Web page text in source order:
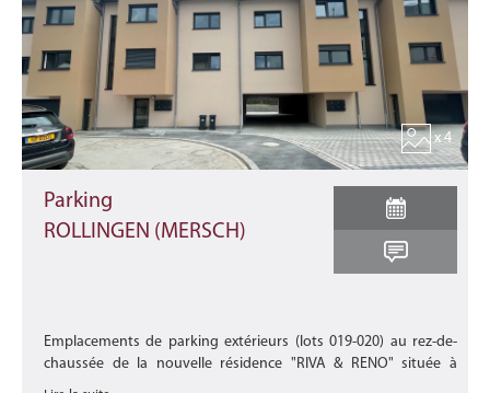
x 4
Parking
ROLLINGEN (MERSCH)
Emplacements de parking extérieurs (lots 019-020) au rez-de-
chaussée de la nouvelle résidence "RIVA & RENO" située à
quelques minutes de Mersch, de Luxembourg-ville et du